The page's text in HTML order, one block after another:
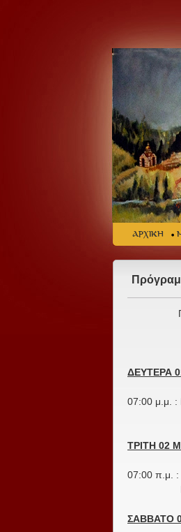
ΑΡΧΙΚΗ
ΔΕΥΤΕΡΑ
07:00 μ.μ. :
Ιερό
ΤΡΙΤΗ 02
07:00 π.μ. :
Ιερό
ΣΑΒΒΑΤΟ